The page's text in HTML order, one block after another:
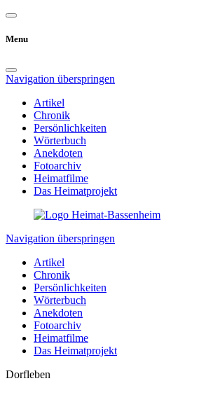
Menu
Navigation überspringen
Artikel
Chronik
Persönlichkeiten
Wörterbuch
Anekdoten
Fotoarchiv
Heimatfilme
Das Heimatprojekt
Navigation überspringen
Artikel
Chronik
Persönlichkeiten
Wörterbuch
Anekdoten
Fotoarchiv
Heimatfilme
Das Heimatprojekt
Dorfleben